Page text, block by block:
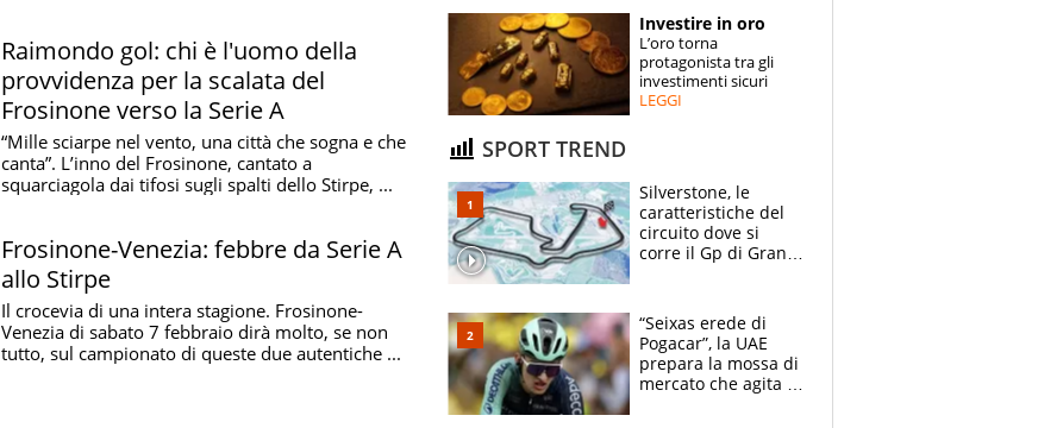
SPECIALI
ESPERTI
Raimondo gol: chi è l'uomo della
provvidenza per la scalata del
Frosinone verso la Serie A
“Mille sciarpe nel vento, una città che sogna e che
canta”. L’inno del Frosinone, cantato a
squarciagola dai tifosi sugli spalti dello Stirpe, ...
Frosinone-Venezia: febbre da Serie A
allo Stirpe
Il crocevia di una intera stagione. Frosinone-
Venezia di sabato 7 febbraio dirà molto, se non
tutto, sul campionato di queste due autentiche ...
Investire in oro
L’oro torna
protagonista tra gli
investimenti sicuri
LEGGI
SPORT TREND
Silverstone, le
caratteristiche del
circuito dove si
corre il Gp di Gran
“Seixas erede di
Pogacar”, la UAE
prepara la mossa di
mercato che agita la